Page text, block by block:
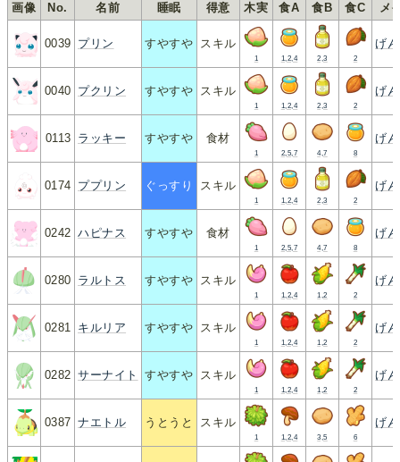
画像 No. 名前 睡眠 得意 木実 食A 食B 食C メ
0039 プリン すやすや スキル
1 1,2,4 2,3 2
げ
0040 プクリン すやすや スキル
1 1,2,4 2,3 2
げ
0113 ラッキー すやすや 食材
1 2,5,7 4,7 8
げ
0174 ププリン ぐっすり スキル
1 1,2,4 2,3 2
げ
0242 ハピナス すやすや 食材
1 2,5,7 4,7 8
げ
0280 ラルトス すやすや スキル
1 1,2,4 1,2 2
げ
0281 キルリア すやすや スキル
1 1,2,4 1,2 2
げ
0282 サーナイト すやすや スキル
1 1,2,4 1,2 2
げ
0387 ナエトル うとうと スキル
1 1,2,4 3,5 6
げ